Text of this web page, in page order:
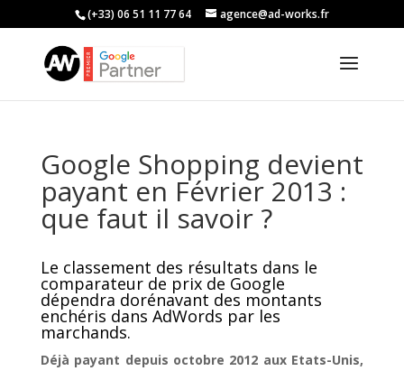
(+33) 06 51 11 77 64 agence@ad-works.fr
Google Shopping devient
payant en Février 2013 :
que faut il savoir ?
Le classement des résultats dans le
comparateur de prix de Google
dépendra dorénavant des montants
enchéris dans AdWords par les
marchands.
Déjà payant depuis octobre 2012 aux Etats-Unis,